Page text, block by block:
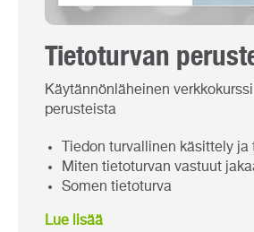
Tietoturvan
Käytännönläheinen
perusteista
Tiedon turvallinen käsittely
Miten tietoturvan vastuut
Somen tietoturva
Lue lisää